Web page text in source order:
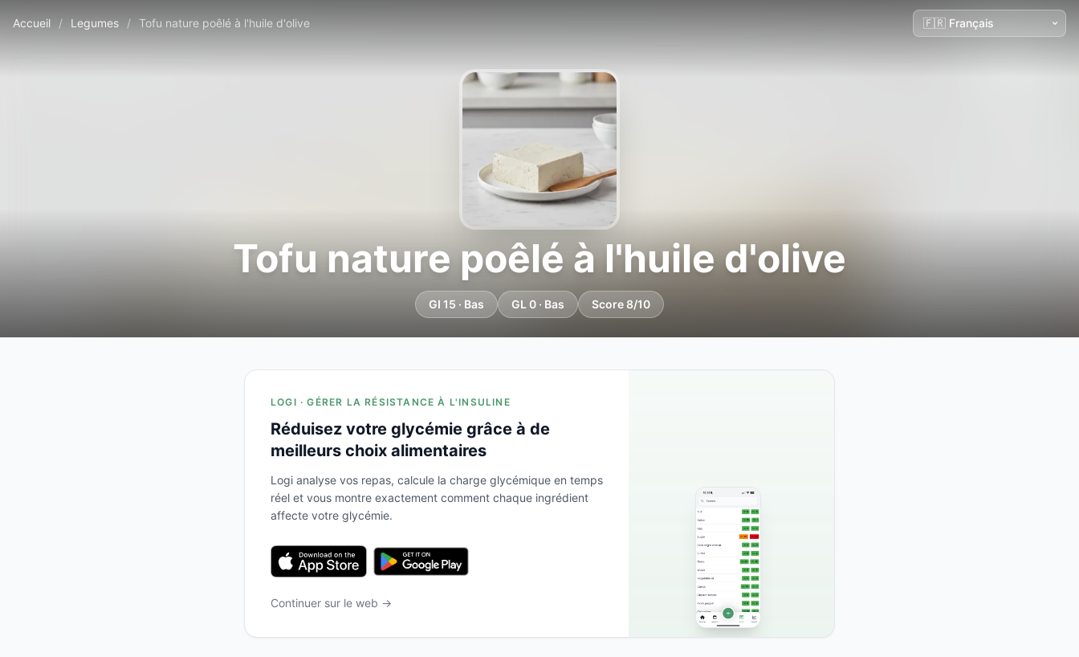
Accueil / Legumes / Tofu nature poêlé à l'huile d'olive
Tofu nature poêlé à l'huile d'olive
GI 15 · Bas GL 0 · Bas Score 8/10
LOGI · GÉRER LA RÉSISTANCE À L'INSULINE
Réduisez votre glycémie grâce à de
meilleurs choix alimentaires
Logi analyse vos repas, calcule la charge glycémique en temps
réel et vous montre exactement comment chaque ingrédient
affecte votre glycémie.
Continuer sur le web →